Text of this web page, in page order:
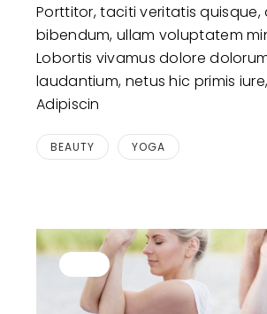
Porttitor, taciti veritatis quisque,
bibendum, ullam voluptatem
Lobortis vivamus dolore
laudantium, netus hic primis
Adipiscin
BEAUTY YOGA